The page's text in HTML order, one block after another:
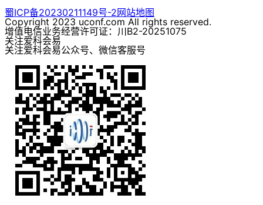
蜀ICP备20230211149号-2网站地图
Copyright 2023 uconf.com All rights reserved.
增值电信业务经营许可证：川B2-20251075
关注爱科会易
关注爱科会易公众号、微信客服号